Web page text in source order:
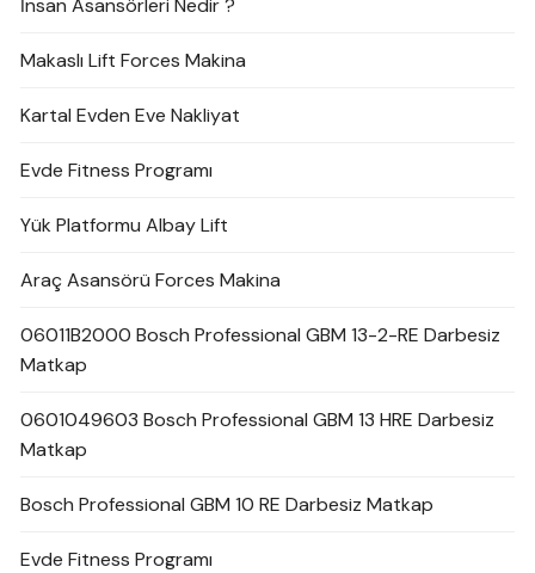
İnsan Asansörleri Nedir ?
Makaslı Lift Forces Makina
Kartal Evden Eve Nakliyat
Evde Fitness Programı
Yük Platformu Albay Lift
Araç Asansörü Forces Makina
06011B2000 Bosch Professional GBM 13-2-RE Darbesiz
Matkap
0601049603 Bosch Professional GBM 13 HRE Darbesiz
Matkap
Bosch Professional GBM 10 RE Darbesiz Matkap
Evde Fitness Programı